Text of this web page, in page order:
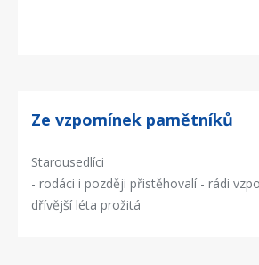
Ze vzpomínek pamětníků
Starousedlíci
- rodáci i později přistěhovalí - rádi
dřívější léta prožitá